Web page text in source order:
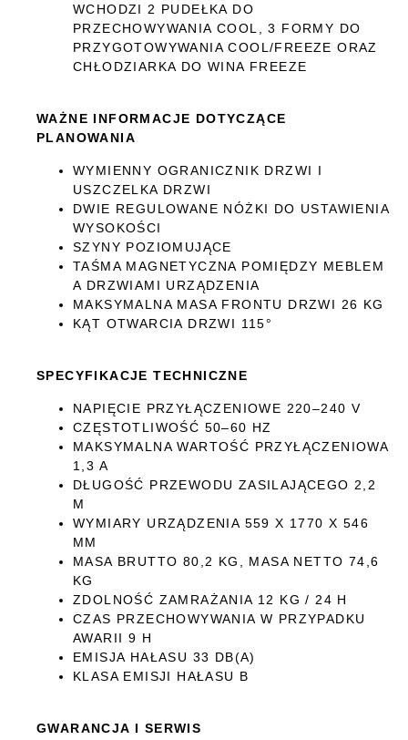
WCHODZI 2 PUDEŁKA DO
PRZECHOWYWANIA COOL, 3 FORMY DO
PRZYGOTOWYWANIA COOL/FREEZE ORAZ
CHŁODZIARKA DO WINA FREEZE
WAŻNE INFORMACJE DOTYCZĄCE
PLANOWANIA
WYMIENNY OGRANICZNIK DRZWI I
USZCZELKA DRZWI
DWIE REGULOWANE NÓŻKI DO USTAWIENIA
WYSOKOŚCI
SZYNY POZIOMUJĄCE
TAŚMA MAGNETYCZNA POMIĘDZY MEBLEM
A DRZWIAMI URZĄDZENIA
MAKSYMALNA MASA FRONTU DRZWI 26 KG
KĄT OTWARCIA DRZWI 115°
SPECYFIKACJE TECHNICZNE
NAPIĘCIE PRZYŁĄCZENIOWE 220–240 V
CZĘSTOTLIWOŚĆ 50–60 HZ
MAKSYMALNA WARTOŚĆ PRZYŁĄCZENIOWA
1,3 A
DŁUGOŚĆ PRZEWODU ZASILAJĄCEGO 2,2
M
WYMIARY URZĄDZENIA 559 X 1770 X 546
MM
MASA BRUTTO 80,2 KG, MASA NETTO 74,6
KG
ZDOLNOŚĆ ZAMRAŻANIA 12 KG / 24 H
CZAS PRZECHOWYWANIA W PRZYPADKU
AWARII 9 H
EMISJA HAŁASU 33 DB(A)
KLASA EMISJI HAŁASU B
GWARANCJA I SERWIS